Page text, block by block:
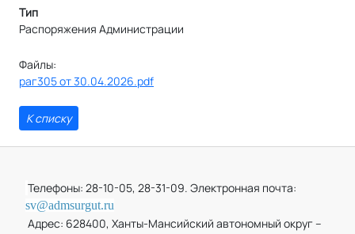
Тип
Распоряжения Администрации
Файлы:
раг305 от 30.04.2026.pdf
К списку
Телефоны: 28-10-05, 28-31-09. Электронная почта:
sv@admsurgut.ru
Адрес: 628400, Ханты-Мансийский автономный округ –